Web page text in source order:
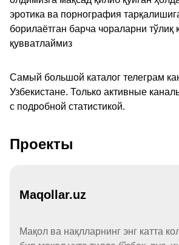
эротика ва порнография
борилаётган барча чораларни тўлиқ
қувватлаймиз
Самый большой каталог телеграм
Узбекистане. Только активные
с подробной статистикой.
Проекты
Maqollar.uz
Мақол ва нақлларнинг энг катта